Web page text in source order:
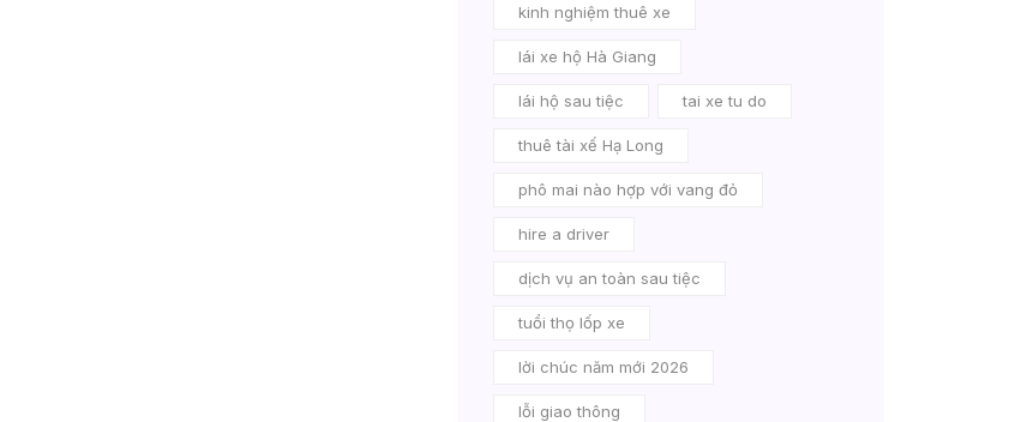
kinh nghiệm thuê xe
lái xe hộ Hà Giang
lái hộ sau tiệc tai xe tu do
thuê tài xế Hạ Long
phô mai nào hợp với vang đỏ
hire a driver
dịch vụ an toàn sau tiệc
tuổi thọ lốp xe
lời chúc năm mới 2026
lỗi giao thông